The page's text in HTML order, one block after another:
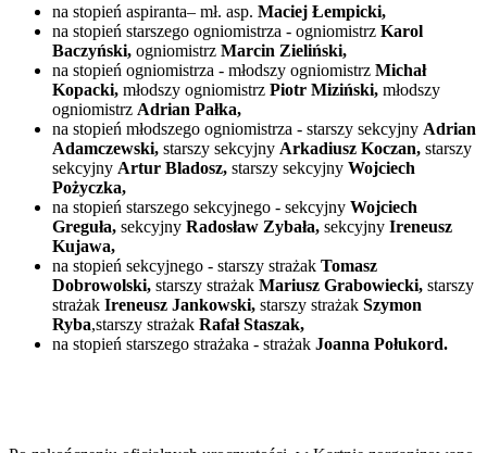
na stopień aspiranta– mł. asp. Maciej Łempicki,
na stopień starszego ogniomistrza - ogniomistrz Karol
Baczyński, ogniomistrz Marcin Zieliński,
na stopień ogniomistrza - młodszy ogniomistrz Michał
Kopacki, młodszy ogniomistrz Piotr Miziński, młodszy
ogniomistrz Adrian Pałka,
na stopień młodszego ogniomistrza - starszy sekcyjny Adrian
Adamczewski, starszy sekcyjny Arkadiusz Koczan, starszy
sekcyjny Artur Bladosz, starszy sekcyjny Wojciech
Pożyczka,
na stopień starszego sekcyjnego - sekcyjny Wojciech
Greguła, sekcyjny Radosław Zybała, sekcyjny Ireneusz
Kujawa,
na stopień sekcyjnego - starszy strażak Tomasz
Dobrowolski, starszy strażak Mariusz Grabowiecki, starszy
strażak Ireneusz Jankowski, starszy strażak Szymon
Ryba,starszy strażak Rafał Staszak,
na stopień starszego strażaka - strażak Joanna Połukord.